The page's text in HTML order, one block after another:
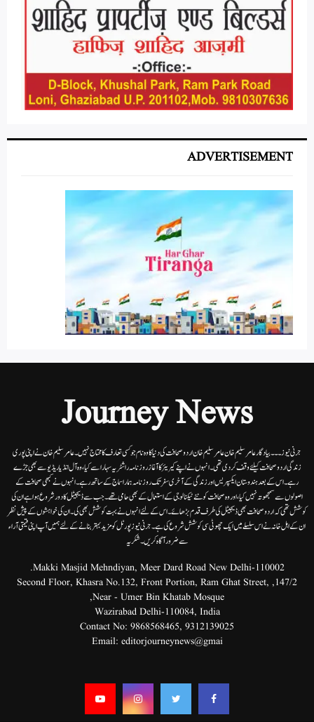
ADVERTISEMENT
Journey News
جرنی نیوز۔۔۔بیاد گار عامر سلیم خان عامر سلیم خان اردوصحافت کی دنیا کاوہ نام جو کسی تعارف کا محتاج نہیں۔عامرسلیم خان نے اپنی پوری
زندگی اردوصحافت کیلئے وقف کردی تھی۔انہوں نے اپنے کیریئر کا آغاز روزنامہ راشٹریہ سہارا سے کیا،وہ آل انڈیا ریڈیوسے بھی جڑے
رہے۔ اس کے بعد ہندوستان ایکسپریس اور زندگی کے آخری سفر تک روزنامہ ہمارا سماج کے ساتھ رہے۔ انہوں نے کبھی صحافت کے
اصولوں سے سمجھوتہ نہیں کیا، اور وہ صحافت کو نئے ٹیکنالوجی کے استعمال کے بھی حامی تھے۔ جب سے ڈیجیٹل کا دور شروع ہوا ہے ان کی
کوشش تھی کہ اردو صحافت بھی ڈیجیٹل کی طرف قدم بڑھائے۔ اس کے لئے انہوں نے بہت کوشش بھی کی۔ ان کی خواہشوں کے پیش نظر
ان کے اہل خانہ نے اس سلسلے میں ایک چھوٹی سی کوشش شروع کی ہے۔جرنی نیوز پورٹل کو مزید بہتر بنانے کے لئے ہمیں آپ اپنی قیمتی آراء
سے ضرور آگاہ کریں۔شکریہ
Makki Masjid Mehndiyan, Meer Dard Road New Delhi-110002.
147/2, Second Floor, Khasra No.132, Front Portion, Ram Ghat Street,
Near - Umer Bin Khatab Mosque,
Wazirabad Delhi-110084, India
Contact No: 9868568465, 9312139025
Email: editorjourneynews@gmai